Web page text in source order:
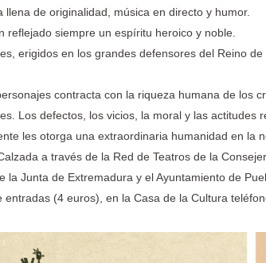
de originalidad, música en directo y humor.
reflejado siempre un espíritu heroico y noble.
erigidos en los grandes defensores del Reino
contracta con la riqueza humana de los
Los defectos, los vicios, la moral y las actitudes
les otorga una extraordinaria humanidad en la
a través de la Red de Teatros de la
la Junta de Extremadura y el Ayuntamiento de
entradas (4 euros), en la Casa de la Cultura